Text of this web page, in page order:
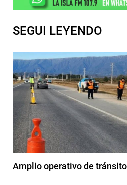
SEGUI LEYENDO
Amplio operativo de